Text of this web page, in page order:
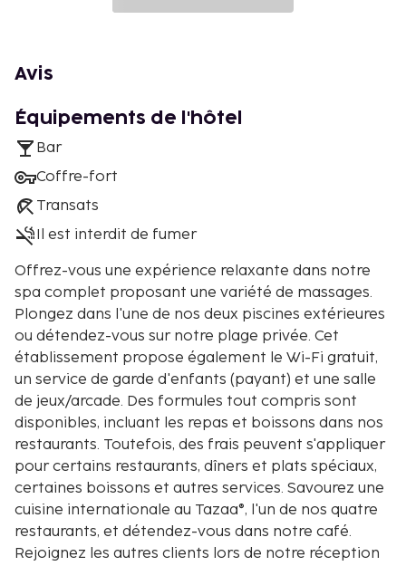
Avis
Équipements de l'hôtel
Bar
Coffre-fort
Transats
Il est interdit de fumer
Offrez-vous une expérience relaxante dans notre
spa complet proposant une variété de massages.
Plongez dans l'une de nos deux piscines extérieures
ou détendez-vous sur notre plage privée. Cet
établissement propose également le Wi-Fi gratuit,
un service de garde d'enfants (payant) et une salle
de jeux/arcade. Des formules tout compris sont
disponibles, incluant les repas et boissons dans nos
restaurants. Toutefois, des frais peuvent s'appliquer
pour certains restaurants, dîners et plats spéciaux,
certaines boissons et autres services. Savourez une
cuisine internationale au Tazaa®, l'un de nos quatre
restaurants, et détendez-vous dans notre café.
Rejoignez les autres clients lors de notre réception